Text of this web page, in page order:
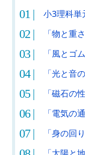
小3理科単
「物と重
「風とゴ
「光と音
「磁石の
「電気の
「身の回
「太陽と